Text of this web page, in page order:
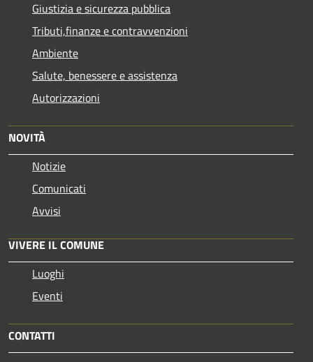
Giustizia e sicurezza pubblica
Tributi,finanze e contravvenzioni
Ambiente
Salute, benessere e assistenza
Autorizzazioni
NOVITÀ
Notizie
Comunicati
Avvisi
VIVERE IL COMUNE
Luoghi
Eventi
CONTATTI